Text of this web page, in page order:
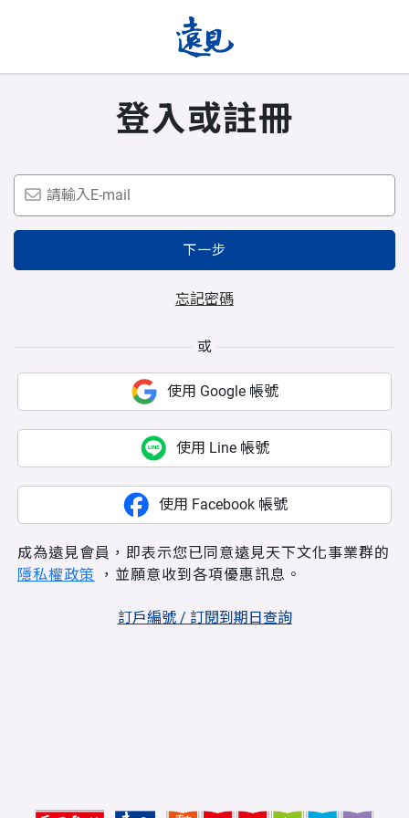
登入或註冊
下一步
忘記密碼
或
使用 Google 帳號
使用 Line 帳號
使用 Facebook 帳號
成為遠見會員，即表示您已同意遠見天下文化事業群的
隱私權政策 ，並願意收到各項優惠訊息。
訂戶編號 / 訂閱到期日查詢